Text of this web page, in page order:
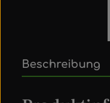
Beschreibung